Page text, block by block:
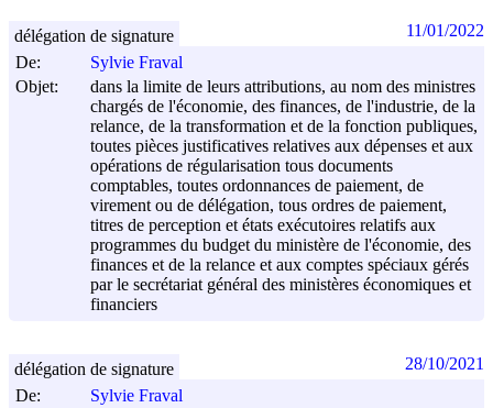
De:
Sylvie Fraval
Objet:
dans la limite de leurs attributions, au nom des ministres
chargés de l'économie, des finances, de l'industrie, de la
relance, de la transformation et de la fonction publiques,
toutes pièces justificatives relatives aux dépenses et aux
opérations de régularisation tous documents
comptables, toutes ordonnances de paiement, de
virement ou de délégation, tous ordres de paiement,
titres de perception et états exécutoires relatifs aux
programmes du budget du ministère de l'économie, des
finances et de la relance et aux comptes spéciaux gérés
par le secrétariat général des ministères économiques et
financiers
délégation de signature 11/01/2022
De:
Sylvie Fraval
délégation de signature 28/10/2021